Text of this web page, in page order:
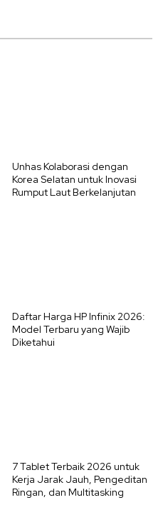
Unhas Kolaborasi dengan
Korea Selatan untuk Inovasi
Rumput Laut Berkelanjutan
Daftar Harga HP Infinix 2026:
Model Terbaru yang Wajib
Diketahui
7 Tablet Terbaik 2026 untuk
Kerja Jarak Jauh, Pengeditan
Ringan, dan Multitasking